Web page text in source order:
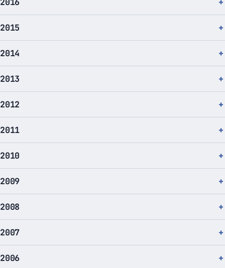
2015
2014
2013
2012
2011
2010
2009
2008
2007
2006